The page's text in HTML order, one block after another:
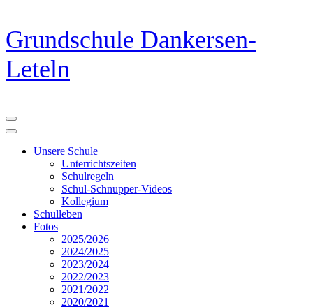
Zum
Inhalt
springen
(Eingabetaste
drücken)
Grundschule Dankersen-
Leteln
Unsere Schule
Unterrichtszeiten
Schulregeln
Schul-Schnupper-Videos
Kollegium
Schulleben
Fotos
2025/2026
2024/2025
2023/2024
2022/2023
2021/2022
2020/2021